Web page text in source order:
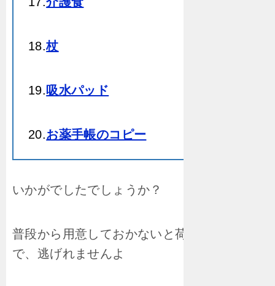
18.杖
19. 吸水パッド
20.お薬手帳のコピー
いかがでしたでしょうか？
普段から用意しておかないと荷物が多いの
で、逃げれませんよ